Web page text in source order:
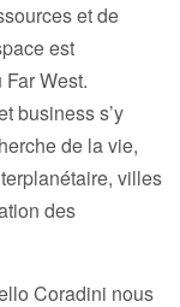
et de
est
West.
business s’y
de la vie,
villes
des
Coradini nous